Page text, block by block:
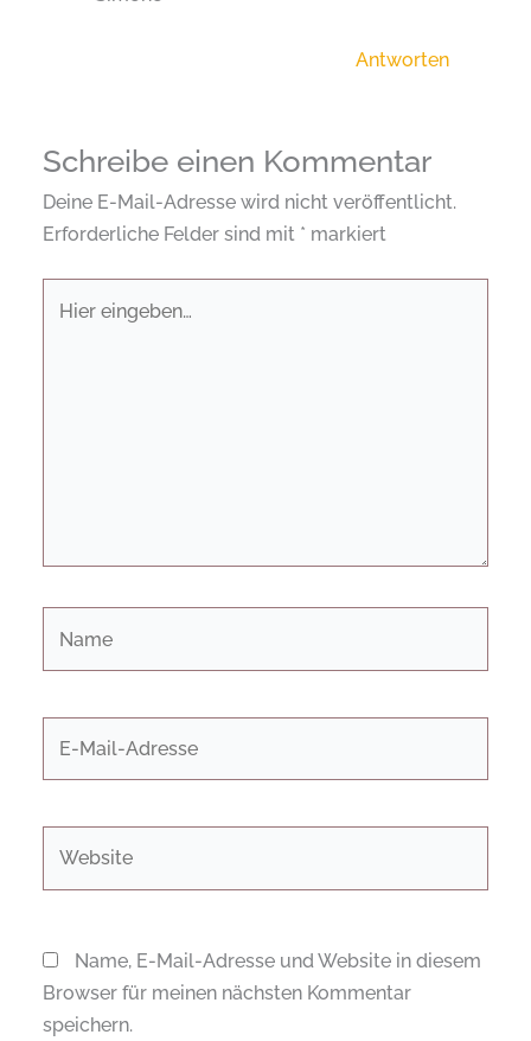
Antworten
Schreibe einen Kommentar
Deine E-Mail-Adresse wird nicht veröffentlicht.
Erforderliche Felder sind mit * markiert
eingeben…
Name, E-Mail-Adresse und Website in diesem
Browser für meinen nächsten Kommentar
speichern.